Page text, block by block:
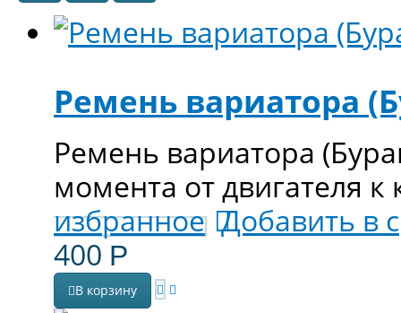
Ремень вариатора
Ремень вариатора
момента от двигателя к
избранное Добавить в
400 Р
В корзину